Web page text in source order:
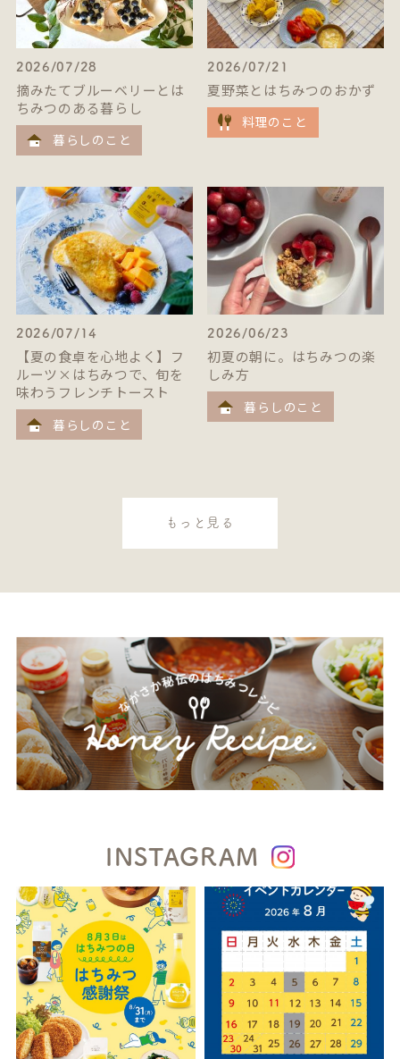
2026/07/28
摘みたてブルーベリーとは
ちみつのある暮らし
暮らしのこと
2026/07/21
夏野菜とはちみつのおかず
料理のこと
2026/07/14
【夏の食卓を心地よく】フ
ルーツ×はちみつで、旬を
味わうフレンチトースト
暮らしのこと
2026/06/23
初夏の朝に。はちみつの楽
しみ方
暮らしのこと
もっと見る
INSTAGRAM